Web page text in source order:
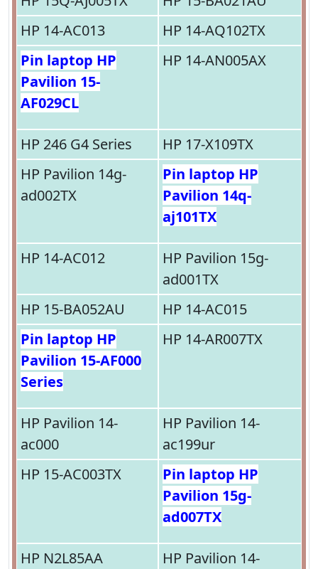
HP 14-AC013
HP 14-AQ102TX
Pin laptop HP
Pavilion 15-
AF029CL
HP 14-AN005AX
HP 246 G4 Series
HP 17-X109TX
HP Pavilion 14g-
ad002TX
Pin laptop HP
Pavilion 14q-
aj101TX
HP 14-AC012
HP Pavilion 15g-
ad001TX
HP 15-BA052AU
HP 14-AC015
Pin laptop HP
Pavilion 15-AF000
Series
HP 14-AR007TX
HP Pavilion 14-
ac000
HP Pavilion 14-
ac199ur
HP 15-AC003TX
Pin laptop HP
Pavilion 15g-
ad007TX
HP N2L85AA
HP Pavilion 14-